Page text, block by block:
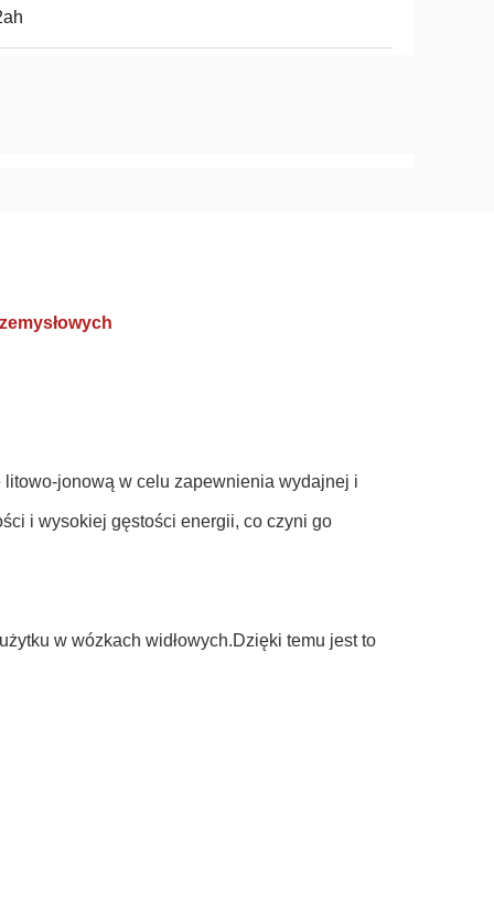
jonową w celu zapewnienia wydajnej i
i wysokiej gęstości energii, co czyni go
w wózkach widłowych.Dzięki temu jest to